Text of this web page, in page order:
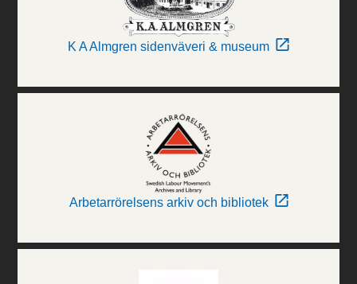
K A Almgren sidenväveri & museum
Arbetarrörelsens arkiv och bibliotek